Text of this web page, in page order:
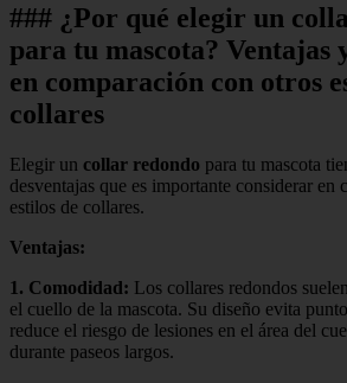
### ¿Por qué elegir un
para tu mascota? Ventajas
en comparación con otros
collares
Elegir un collar redondo para tu mascota
desventajas que es importante considerar en
estilos de collares.
Ventajas:
1. Comodidad: Los collares redondos
el cuello de la mascota. Su diseño evita
reduce el riesgo de lesiones en el área del
durante paseos largos.